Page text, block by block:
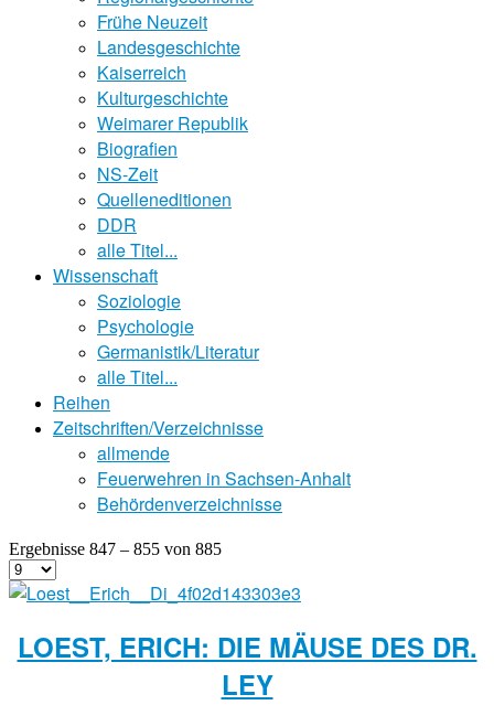
Frühe Neuzeit
Landesgeschichte
Kaiserreich
Kulturgeschichte
Weimarer Republik
Biografien
NS-Zeit
Quelleneditionen
DDR
alle Titel...
Wissenschaft
Soziologie
Psychologie
Germanistik/Literatur
alle Titel...
Reihen
Zeitschriften/Verzeichnisse
allmende
Feuerwehren in Sachsen-Anhalt
Behördenverzeichnisse
Ergebnisse 847 – 855 von 885
LOEST, ERICH: DIE MÄUSE DES DR.
LEY